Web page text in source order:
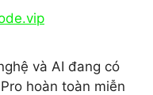
và AI đang có
hoàn toàn miễn